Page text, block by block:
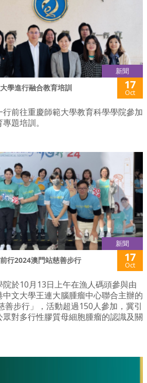
新聞
學進行融合教育培訓 17
Oct
前往重慶師範大學教育科學學院參加
題培訓。
新聞
行2024澳門站慈善步行 17
Oct
於10月13日上午在漁人碼頭參與由
文大學王連大腦腫瘤中心聯合主辦的
善步行」，活動超過150人參加，冀引
對多行性膠質母細胞腫瘤的認識及關